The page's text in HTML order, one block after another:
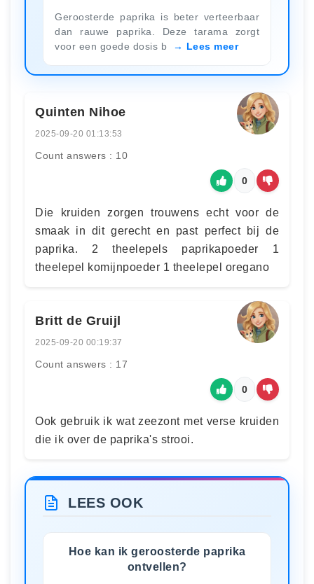
Geroosterde paprika is beter verteerbaar
dan rauwe paprika. Deze tarama zorgt
voor een goede dosis b
Lees meer
Quinten Nihoe
2025-09-20 01:13:53
Count answers : 10
0
Die kruiden zorgen trouwens echt voor de
smaak in dit gerecht en past perfect bij de
paprika. 2 theelepels paprikapoeder 1
theelepel komijnpoeder 1 theelepel oregano
Britt de Gruijl
2025-09-20 00:19:37
Count answers : 17
0
Ook gebruik ik wat zeezont met verse kruiden
die ik over de paprika's strooi.
LEES OOK
Hoe kan ik geroosterde paprika
ontvellen?